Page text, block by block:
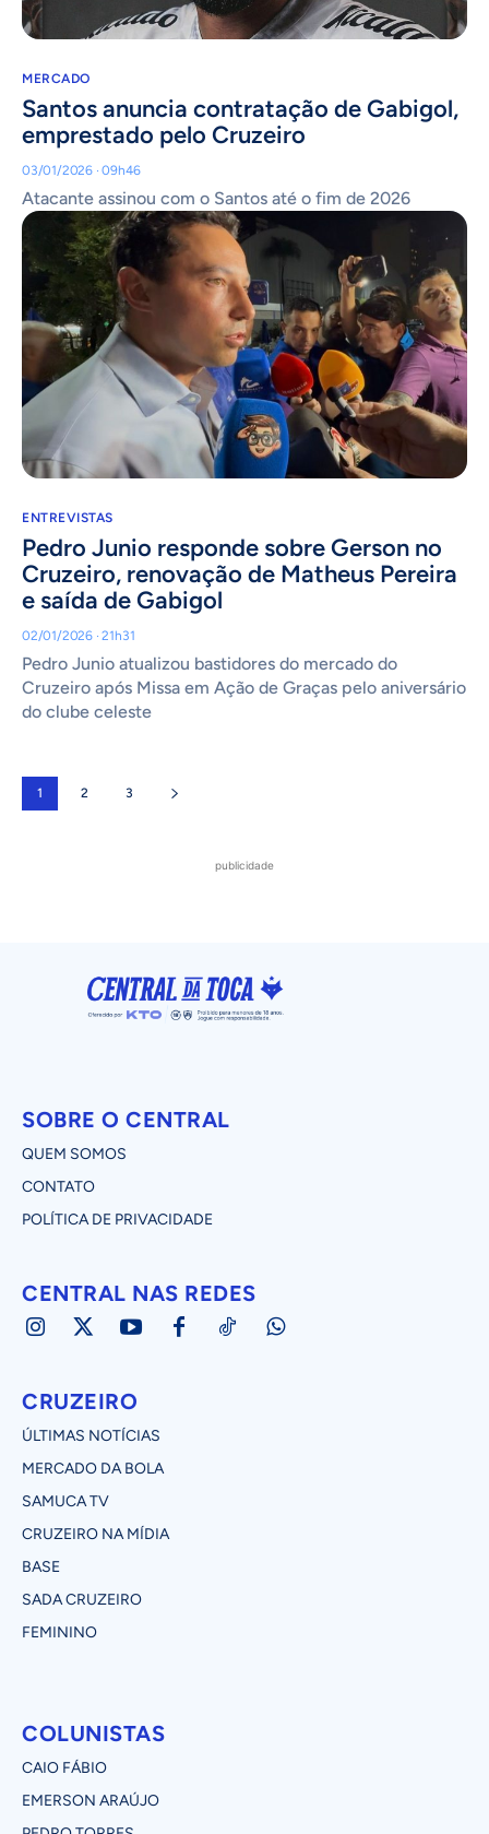
MERCADO
Santos anuncia contratação de Gabigol,
emprestado pelo Cruzeiro
03/01/2026 · 09h46
Atacante assinou com o Santos até o fim de 2026
ENTREVISTAS
Pedro Junio responde sobre Gerson no
Cruzeiro, renovação de Matheus Pereira
e saída de Gabigol
02/01/2026 · 21h31
Pedro Junio atualizou bastidores do mercado do
Cruzeiro após Missa em Ação de Graças pelo aniversário
do clube celeste
1 2 3
publicidade
SOBRE O CENTRAL
QUEM SOMOS
CONTATO
POLÍTICA DE PRIVACIDADE
CENTRAL NAS REDES
CRUZEIRO
ÚLTIMAS NOTÍCIAS
MERCADO DA BOLA
SAMUCA TV
CRUZEIRO NA MÍDIA
BASE
SADA CRUZEIRO
FEMININO
COLUNISTAS
CAIO FÁBIO
EMERSON ARAÚJO